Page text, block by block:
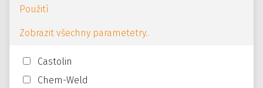
Použití
Zobrazit všechny parametetry..
Castolin
Chem-Weld